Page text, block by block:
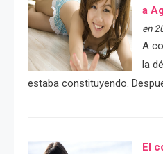
a
en
A
la
estaba constituyendo.
El